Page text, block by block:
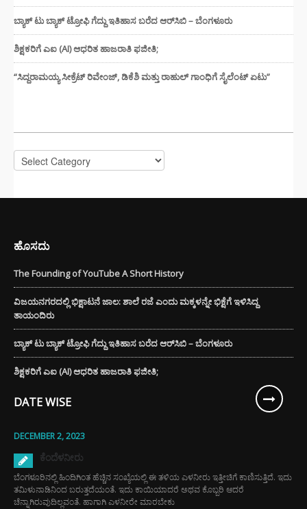
ಬ್ಯಾಕ್ ಟು ಬ್ಯಾಕ್ ಟ್ರೋಫಿ ಗೆದ್ದು ಇತಿಹಾಸ ಬರೆದ ಆರ್‌ಸಿಬಿ – ಬೆಂಗಳೂರು
ಶಿಕ್ಷಕರಿಗೆ ಎಐ (AI) ಆಧರಿತ ಹಾಜರಾತಿ ಫಜೀತಿ;
“ಸಿದ್ದರಾಮಯ್ಯ ಸೀಕ್ರೆಟ್ ರಿವೇಂಜ್‌, ಡಿಕೆಶಿ ಮತ್ತು ರಾಹುಲ್‌ ಗಾಂಧಿಗೆ ಸೈಲೆಂಟ್ ಏಟು”
Categories
ಹೊಸದು
The Founding of YouTube A Short History
ವಿಜಯನಗರದಲ್ಲಿ ಭಿಕ್ಷಾಟನೆ ಜಾಲ: ಶಾಲೆ ರಜೆ ಎಂದು ಮಕ್ಕಳನ್ನೇ ಭಿಕ್ಷೆಗೆ ಇಳಿಸಿದ್ದ
ತಾಯಂದಿರು
ಬ್ಯಾಕ್ ಟು ಬ್ಯಾಕ್ ಟ್ರೋಫಿ ಗೆದ್ದು ಇತಿಹಾಸ ಬರೆದ ಆರ್‌ಸಿಬಿ – ಬೆಂಗಳೂರು
ಶಿಕ್ಷಕರಿಗೆ ಎಐ (AI) ಆಧರಿತ ಹಾಜರಾತಿ ಫಜೀತಿ;
DATE WISE
DECEMBER 2, 2023
ಕೆಂದೆಳನೀರು
ಬೆಂಗಳೂರಿನಲ್ಲಿ ಹಿಂದಿಗಿಂತ ಹೆಚ್ಚಿನ ಸಂಖ್ಯೆಯಲ್ಲಿ ಈ ತಳಿಯ ಎಳನೀರು ಇತ್ತೀಚಿಗೆ ಕಾಣಿಸುತ್ತಿದೆ. ಇದು
ತಮಿಳುನಾಡಿನಿಂದ ಬರುತ್ತದೆಯಂತೆ. ಇದು ಕಾಯಿಯಾದರೆ ಅಥವ ಕೊಬ್ಬರಿ ಆದರೆ
ಚೆನ್ನಾಗಿರುವುದಿಲ್ಲವಂತೆ. ಹಾಗಾಗಿ ಎಳನೀರೇ ಮಾರಬೇಕು